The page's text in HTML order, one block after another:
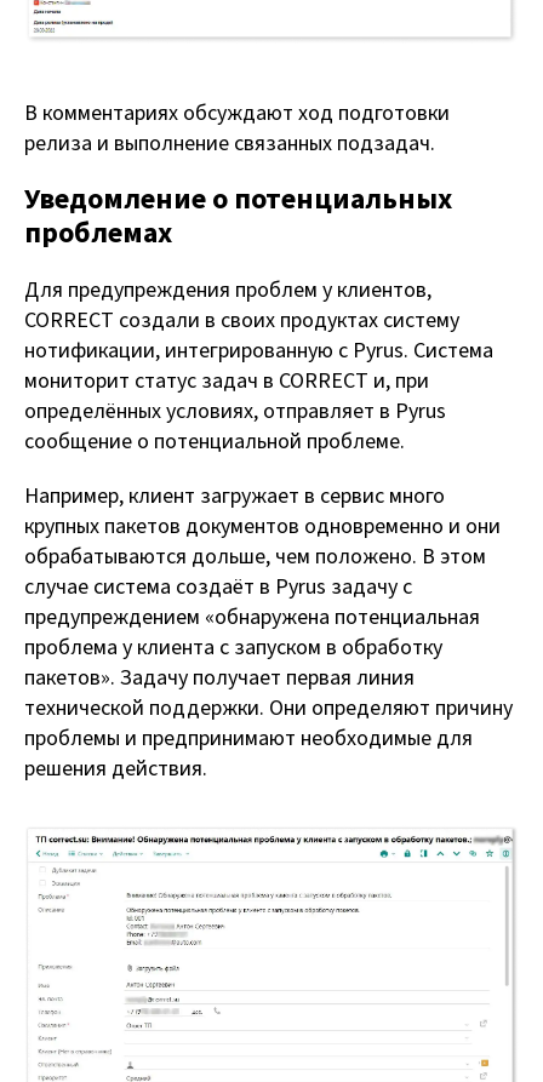
В комментариях обсуждают ход подготовки
релиза и выполнение связанных подзадач.
Уведомление о потенциальных
проблемах
Для предупреждения проблем у клиентов,
CORRECT создали в своих продуктах систему
нотификации, интегрированную с Pyrus. Система
мониторит статус задач в CORRECT и, при
определённых условиях, отправляет в Pyrus
сообщение о потенциальной проблеме.
Например, клиент загружает в сервис много
крупных пакетов документов одновременно и они
обрабатываются дольше, чем положено. В этом
случае система создаёт в Pyrus задачу с
предупреждением «обнаружена потенциальная
проблема у клиента с запуском в обработку
пакетов». Задачу получает первая линия
технической поддержки. Они определяют причину
проблемы и предпринимают необходимые для
решения действия.